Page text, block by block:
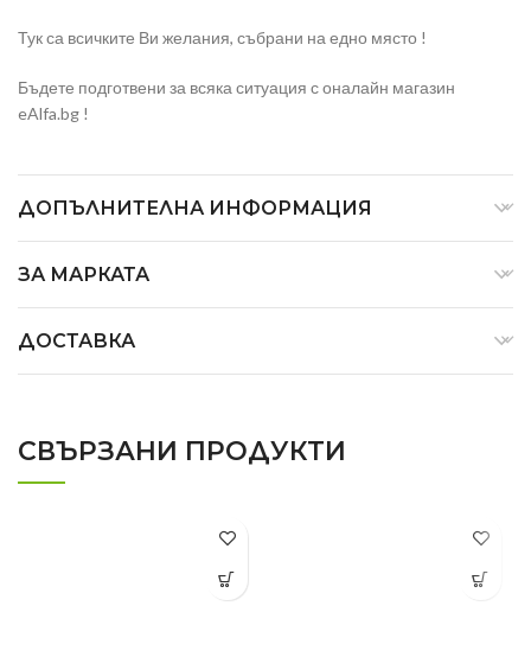
Тук са всичките Ви желания, събрани на едно място !
Бъдете подготвени за всяка ситуация с оналайн магазин
eAlfa.bg !
ДОПЪЛНИТЕЛНА ИНФОРМАЦИЯ
ЗА МАРКАТА
ДОСТАВКА
СВЪРЗАНИ ПРОДУКТИ